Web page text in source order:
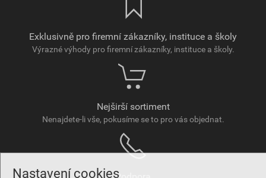
Nastavení cookies
Exklusivně pro firemní zákazníky, instituce a školy
Výrazné výhody pro firemní zákazníky, instituce a školy.
Nejširší sortiment
Nenajdete-li vše, pokusíme se to pro vás objednat.